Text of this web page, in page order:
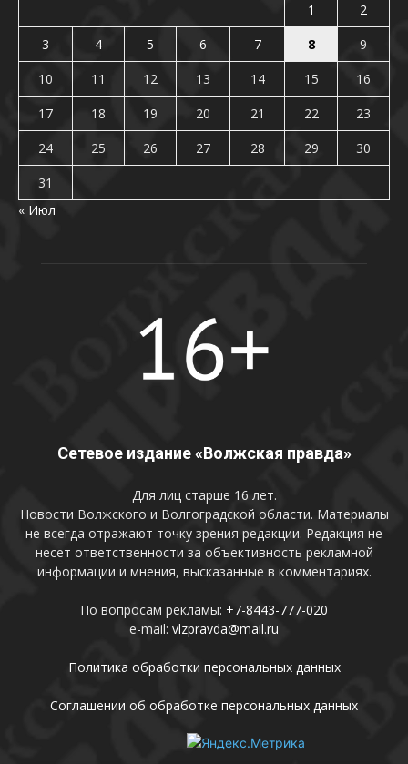
1
2
3
4 5 6 7 8
9
10
11 12 13 14 15
16
17
18 19 20 21 22
23
24
25 26 27 28 29
30
31
« Июл
Сетевое издание «Волжская правда»
Для лиц старше 16 лет.
Новости Волжского и Волгоградской области. Материалы
не всегда отражают точку зрения редакции. Редакция не
несет ответственности за объективность рекламной
информации и мнения, высказанные в комментариях.
По вопросам рекламы: +7-8443-777-020
e-mail: vlzpravda@mail.ru
Политика обработки персональных данных
Соглашении об обработке персональных данных